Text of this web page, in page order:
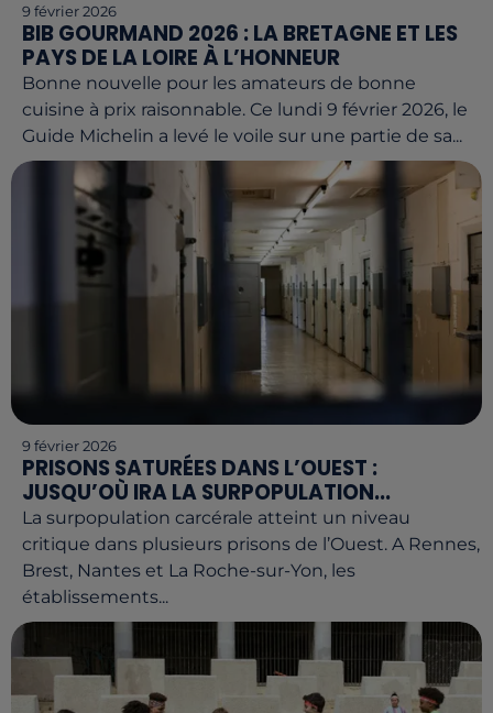
9 février 2026
BIB GOURMAND 2026 : LA BRETAGNE ET LES
PAYS DE LA LOIRE À L’HONNEUR
Bonne nouvelle pour les amateurs de bonne
cuisine à prix raisonnable. Ce lundi 9 février 2026, le
Guide Michelin a levé le voile sur une partie de sa...
9 février 2026
PRISONS SATURÉES DANS L’OUEST :
JUSQU’OÙ IRA LA SURPOPULATION...
La surpopulation carcérale atteint un niveau
critique dans plusieurs prisons de l’Ouest. A Rennes,
Brest, Nantes et La Roche-sur-Yon, les
établissements...